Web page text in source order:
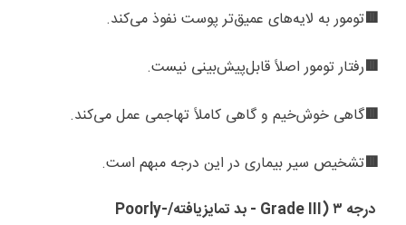
تومور به لایه‌های عمیق‌تر پوست نفوذ می‌کند.
رفتار تومور اصلاً قابل‌پیش‌بینی نیست.
🟥گاهی خوش‌خیم و گاهی کاملاً تهاجمی عمل می‌کند.
تشخیص سیر بیماری در این درجه مبهم است.
درجه ۳ ( Grade III
-بد تمایزیافته/Poorly-